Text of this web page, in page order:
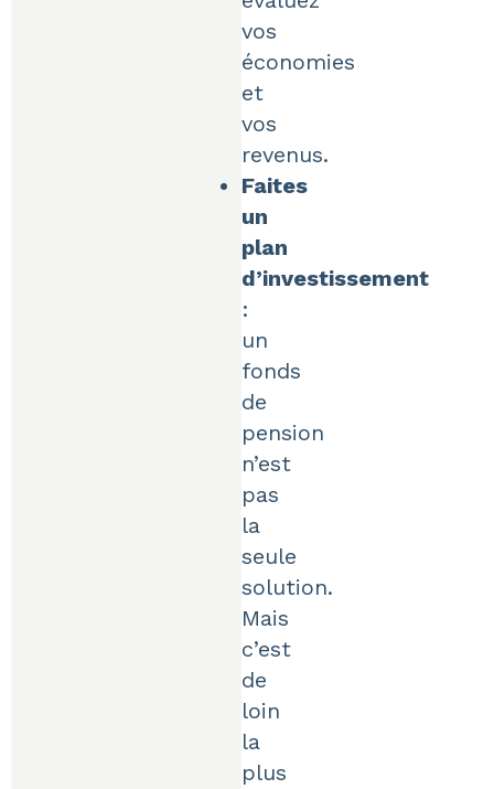
vos
économies
et
vos
revenus.
Faites
un
plan
d’investissement
:
un
fonds
de
pension
n’est
pas
la
seule
solution.
Mais
c’est
de
loin
la
plus